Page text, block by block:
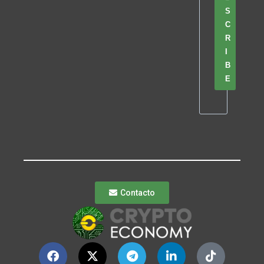
S
C
R
B
E
Contacto